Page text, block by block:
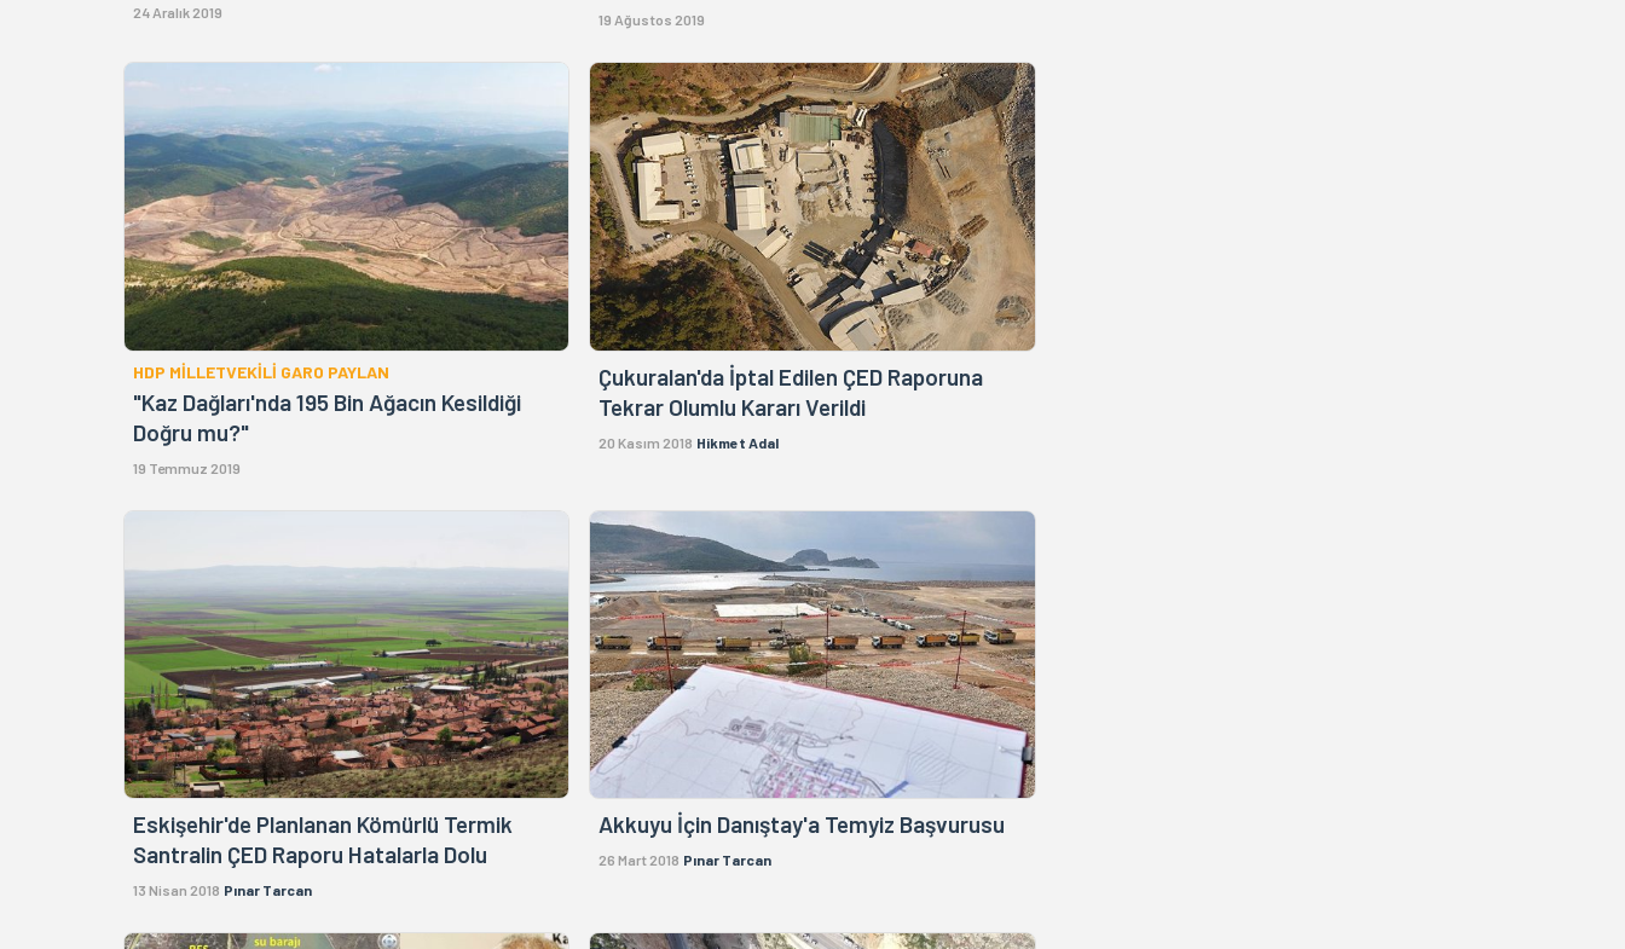
24 Aralık 2019 19 Ağustos 2019
HDP MİLLETVEKİLİ GARO PAYLAN
"Kaz Dağları'nda 195 Bin Ağacın Kesildiği
Doğru mu?"
19 Temmuz 2019
Çukuralan'da İptal Edilen ÇED Raporuna
Tekrar Olumlu Kararı Verildi
20 Kasım 2018 Hikmet Adal
Eskişehir'de Planlanan Kömürlü Termik
Santralin ÇED Raporu Hatalarla Dolu
13 Nisan 2018 Pınar Tarcan
Akkuyu İçin Danıştay'a Temyiz Başvurusu
26 Mart 2018 Pınar Tarcan